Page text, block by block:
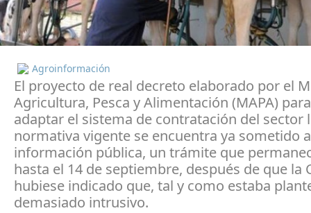
Agroinformación
El proyecto de real decreto elaborado por el
Agricultura, Pesca y Alimentación (MAPA)
adaptar el sistema de contratación del sector
normativa vigente se encuentra ya sometido a
información pública, un trámite que
hasta el 14 de septiembre, después de que la
hubiese indicado que, tal y como estaba
demasiado intrusivo.